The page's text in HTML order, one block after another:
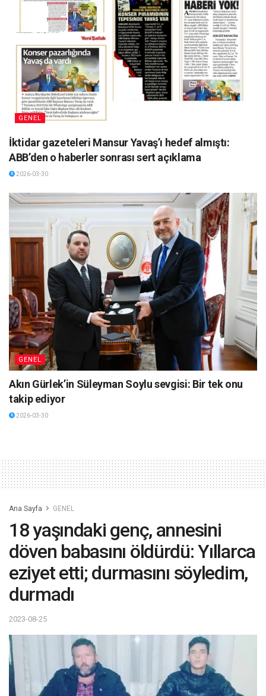
GENEL
İktidar gazeteleri Mansur Yavaş’ı hedef almıştı:
ABB’den o haberler sonrası sert açıklama
2026-03-30
GENEL
Akın Gürlek’in Süleyman Soylu sevgisi: Bir tek onu
takip ediyor
2026-03-30
Ana Sayfa GENEL
18 yaşındaki genç, annesini
döven babasını öldürdü: Yıllarca
eziyet etti; durmasını söyledim,
durmadı
2023-08-25